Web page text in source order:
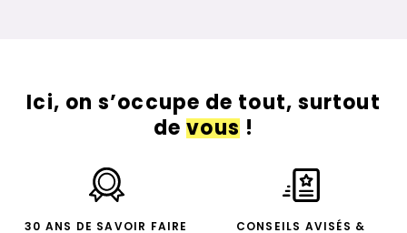
Ici, on s’occupe de tout, surtout
devous!
30 ANS DE SAVOIR FAIRE
CONSEILS AVISÉS &